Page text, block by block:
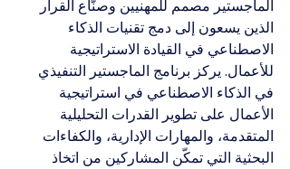
الماجستير مصمم للمهنيين وصنّاع القرار
الذين يسعون إلى دمج تقنيات الذكاء
الاصطناعي في القيادة الاستراتيجية
للأعمال. يركز برنامج الماجستير التنفيذي
في الذكاء الاصطناعي في استراتيجية
الأعمال على تطوير القدرات التحليلية
المتقدمة، والمهارات الإدارية، والكفاءات
البحثية التي تمكّن المشاركين من اتخاذ